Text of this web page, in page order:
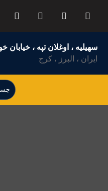
سهیلیه ، اوغلان تپه ، خیابان
ایران ، البرز ، کرج